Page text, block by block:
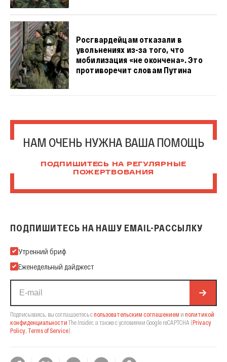
Росгвардейцам отказали в
увольнениях из-за того, что
мобилизация «не окончена». Это
противоречит словам Путина
НАМ ОЧЕНЬ НУЖНА ВАША ПОМОЩЬ
ПОДПИШИТЕСЬ НА РЕГУЛЯРНЫЕ
ПОЖЕРТВОВАНИЯ
ПОДПИШИТЕСЬ НА НАШУ EMAIL-РАССЫЛКУ
Подпишитесь на нашу Email-рассылку
Утренний бриф
Еженедельный дайджест
Подписываясь, вы соглашаетесь спользовательским соглашением и политикой
конфиденциальности The Insider, а также с условиями Google reCAPTCHA (Privacy
Policy, Terms of Service).